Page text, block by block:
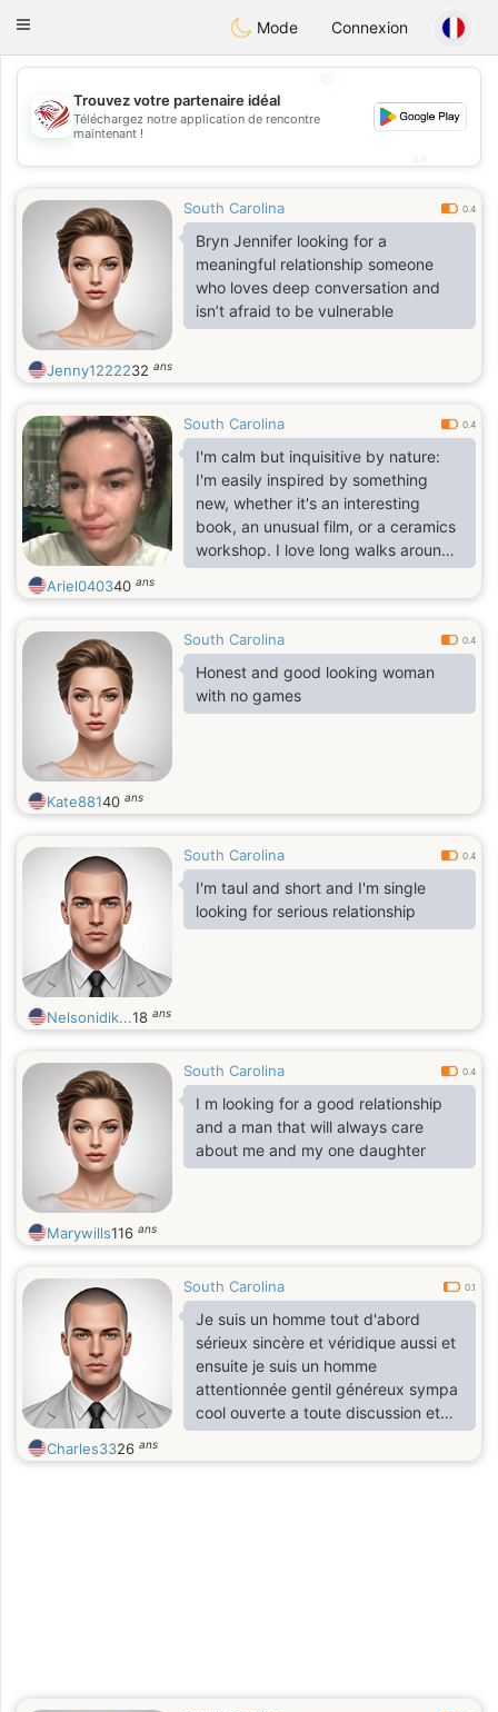
StatesDating
Toggle
Mode Connexion
💖
💕
Trouvez votre partenaire idéal
Téléchargez notre application de rencontre
maintenant !
South Carolina 0.4
Bryn Jennifer looking for a
meaningful relationship someone
who loves deep conversation and
isn’t afraid to be vulnerable
Jenny1222232 ans
South Carolina 0.4
I'm calm but inquisitive by nature:
I'm easily inspired by something
new, whether it's an interesting
book, an unusual film, or a ceramics
workshop. I love long walks around
the city, cozy evenings, and the
warm feeling of having someone
anything.
Ariel040340 ans
South Carolina 0.4
Honest and good looking woman
with no games
Kate88140 ans
South Carolina 0.4
I'm taul and short and I'm single
looking for serious relationship
Nelsonidik...18 ans
South Carolina 0.4
I m looking for a good relationship
and a man that will always care
about me and my one daughter
Marywills116 ans
South Carolina 0.1
Je suis un homme tout d'abord
sérieux sincère et véridique aussi et
ensuite je suis un homme
attentionnée gentil généreux sympa
cool ouverte a toute discussion et
surtout très respectueux
Charles3326 ans